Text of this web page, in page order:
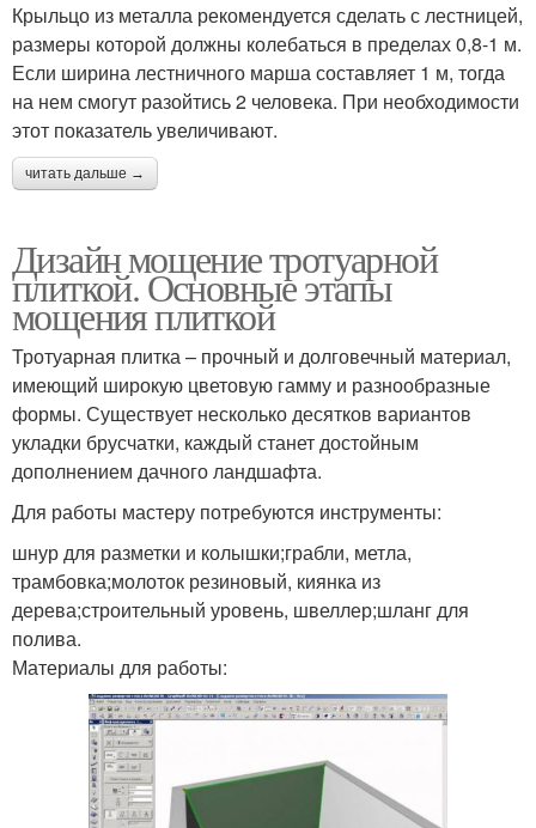
Крыльцо из металла рекомендуется сделать с лестницей,
размеры которой должны колебаться в пределах 0,8-1 м.
Если ширина лестничного марша составляет 1 м, тогда
на нем смогут разойтись 2 человека. При необходимости
этот показатель увеличивают.
читать дальше →
Дизайн мощение тротуарной
плиткой. Основные этапы
мощения плиткой
Тротуарная плитка – прочный и долговечный материал,
имеющий широкую цветовую гамму и разнообразные
формы. Существует несколько десятков вариантов
укладки брусчатки, каждый станет достойным
дополнением дачного ландшафта.
Для работы мастеру потребуются инструменты:
шнур для разметки и колышки;грабли, метла,
трамбовка;молоток резиновый, киянка из
дерева;строительный уровень, швеллер;шланг для
полива.
Материалы для работы: